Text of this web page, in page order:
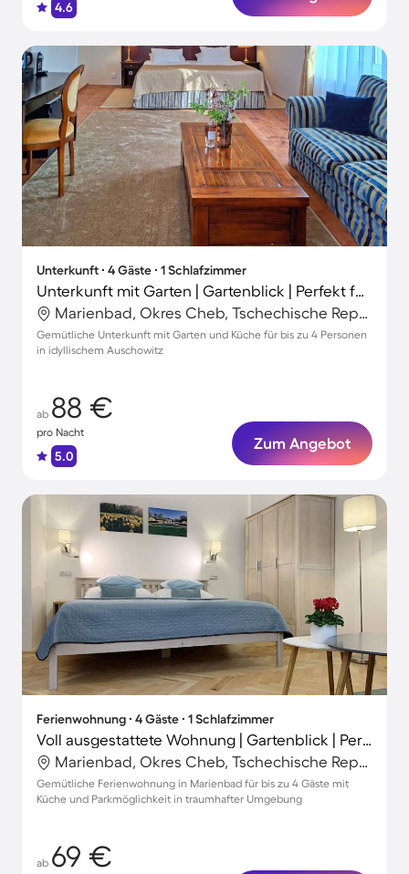
4.6
Unterkunft ∙ 4 Gäste ∙ 1 Schlafzimmer
Unterkunft mit Garten | Gartenblick | Perfekt für die Arbeit von Zuhause
Marienbad, Okres Cheb, Tschechische Republik
Gemütliche Unterkunft mit Garten und Küche für bis zu 4 Personen
in idyllischem Auschowitz
ab 88 €
pro Nacht
5.0
Zum Angebot
Ferienwohnung ∙ 4 Gäste ∙ 1 Schlafzimmer
Voll ausgestattete Wohnung | Gartenblick | Perfekt für die Arbeit von Zuhause
Marienbad, Okres Cheb, Tschechische Republik
Gemütliche Ferienwohnung in Marienbad für bis zu 4 Gäste mit
Küche und Parkmöglichkeit in traumhafter Umgebung
ab 69 €